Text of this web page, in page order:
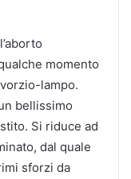
momento
lampo.
bellissimo
Si riduce ad
dal quale
sforzi da